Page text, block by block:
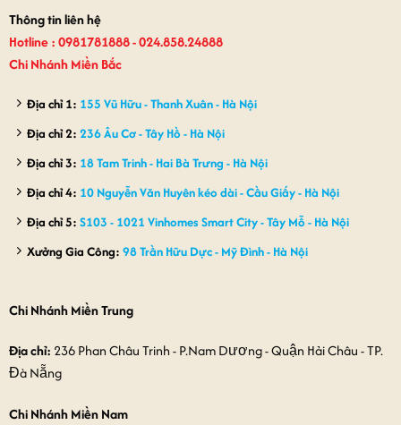
Thông tin liên hệ
Hotline : 0981781888 - 024.858.24888
Chi Nhánh Miền Bắc
Địa chỉ 1: 155 Vũ Hữu - Thanh Xuân - Hà Nội
Địa chỉ 2: 236 Âu Cơ - Tây Hồ - Hà Nội
Địa chỉ 3: 18 Tam Trinh - Hai Bà Trưng - Hà Nội
Địa chỉ 4: 10 Nguyễn Văn Huyên kéo dài - Cầu Giấy - Hà Nội
Địa chỉ 5: S103 - 1021 Vinhomes Smart City - Tây Mỗ - Hà Nội
Xưởng Gia Công: 98 Trần Hữu Dực - Mỹ Đình - Hà Nội
Chi Nhánh Miền Trung
Địa chỉ: 236 Phan Châu Trinh - P.Nam Dương - Quận Hải Châu - TP.
Đà Nẵng
Chi Nhánh Miền Nam